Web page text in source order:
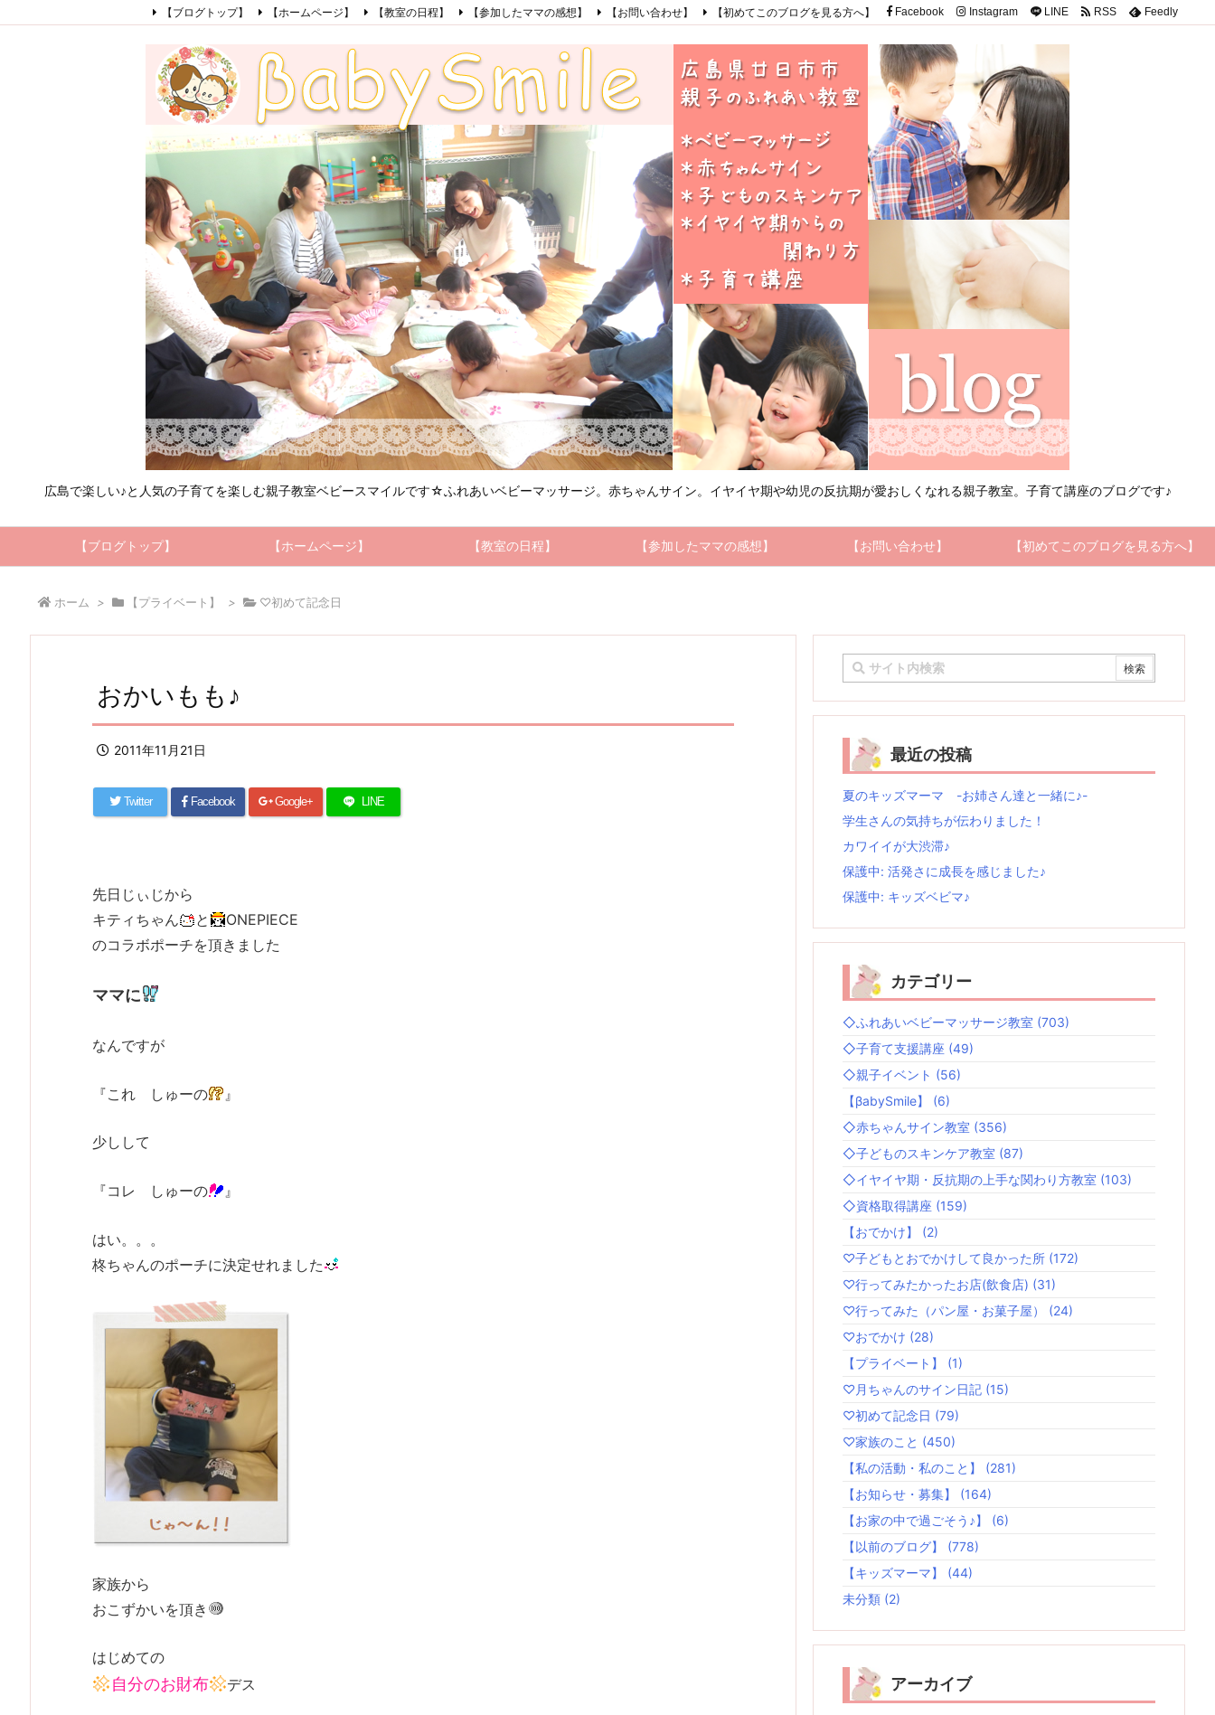
広島で楽しい♪と人気の子育てを楽しむ親子教室ベビースマイルです☆ふれあいベビーマッサージ。赤ちゃんサイン。イヤイヤ期や幼児の反抗期が愛おしくなれる親子教室。子育て講座のブログです♪
【ブログトップ】 【ホームページ】 【教室の日程】 【参加したママの感想】 【お問い合わせ】 【初めてこのブログを見る方へ】
【ブログトップ】 【ホームページ】 【教室の日程】 【参加したママの感想】 【お問い合わせ】 【初めてこのブログを見る方へ】 Facebook Instagram LINE RSS Feedly
ホーム > 【プライベート】 > ♡初めて記念日
おかいもも♪
2011年11月21日
Twitter Facebook Google+ LINE
先日じぃじから
キティちゃん
と
ONEPIECE
のコラボポーチを頂きました
ママに
なんですが
『これ しゅーの 』
少しして
『コレ しゅーの 』
はい。。。
柊ちゃんのポーチに決定せれました
家族から
おこずかいを頂き
はじめての
自分のお財布 デス
最近の投稿
夏のキッズマーマ -お姉さん達と一緒に♪-
学生さんの気持ちが伝わりました！
カワイイが大渋滞♪
保護中: 活発さに成長を感じました♪
保護中: キッズベビマ♪
カテゴリー
◇ふれあいベビーマッサージ教室 (703)
◇子育て支援講座 (49)
◇親子イベント (56)
【βabySmile】 (6)
◇赤ちゃんサイン教室 (356)
◇子どものスキンケア教室 (87)
◇イヤイヤ期・反抗期の上手な関わり方教室 (103)
◇資格取得講座 (159)
【おでかけ】 (2)
♡子どもとおでかけして良かった所 (172)
♡行ってみたかったお店(飲食店) (31)
♡行ってみた（パン屋・お菓子屋） (24)
♡おでかけ (28)
【プライベート】 (1)
♡月ちゃんのサイン日記 (15)
♡初めて記念日 (79)
♡家族のこと (450)
【私の活動・私のこと】 (281)
【お知らせ・募集】 (164)
【お家の中で過ごそう♪】 (6)
【以前のブログ】 (778)
【キッズマーマ】 (44)
未分類 (2)
アーカイブ